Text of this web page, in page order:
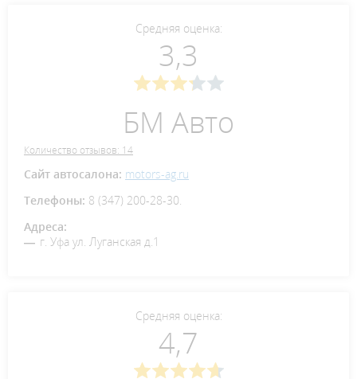
Средняя оценка:
3,3
БМ Авто
Количество отзывов: 14
Сайт автосалона: motors-ag.ru
Телефоны: 8 (347) 200-28-30.
Адреса:
г. Уфа ул. Луганская д.1
Средняя оценка:
4,7